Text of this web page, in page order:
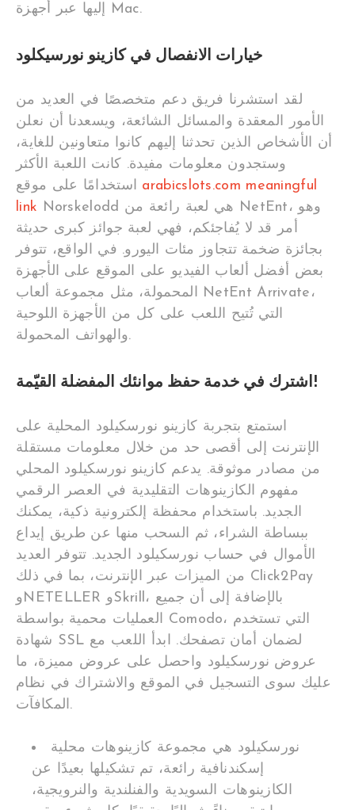
إليها عبر أجهزة Mac.
خيارات الانفصال في كازينو نورسيكلود
لقد استشرنا فريق دعم متخصصًا في العديد من
الأمور المعقدة والمسائل الشائعة، ويسعدنا أن نعلن
أن الأشخاص الذين تحدثنا إليهم كانوا متعاونين للغاية،
وستجدون معلومات مفيدة. كانت اللعبة الأكثر
arabicslots.com meaningful
link Norskelodd هي لعبة رائعة من NetEnt، وهو
أمر قد لا يُفاجئكم، فهي لعبة جوائز كبرى حديثة
بجائزة ضخمة تتجاوز مئات اليورو. في الواقع، تتوفر
بعض أفضل ألعاب الفيديو على الموقع على الأجهزة
المحمولة، مثل مجموعة ألعاب NetEnt Arrivate،
التي تُتيح اللعب على كل من الأجهزة اللوحية
والهواتف المحمولة.
اشترك في خدمة حفظ موانئك المفضلة القيّمة!
استمتع بتجربة كازينو نورسكيلود المحلية على
الإنترنت إلى أقصى حد من خلال معلومات مستقلة
من مصادر موثوقة. يدعم كازينو نورسكيلود المحلي
مفهوم الكازينوهات التقليدية في العصر الرقمي
الجديد. باستخدام محفظة إلكترونية ذكية، يمكنك
ببساطة الشراء، ثم السحب منها عن طريق إيداع
الأموال في حساب نورسكيلود الجديد. تتوفر العديد
من الميزات عبر الإنترنت، بما في ذلك Click2Pay
وNETELLER وSkrill، بالإضافة إلى أن جميع
العمليات محمية بواسطة Comodo، التي تستخدم
شهادة SSL لضمان أمان تصفحك. ابدأ اللعب مع
عروض نورسكيلود واحصل على عروض مميزة، ما
عليك سوى التسجيل في الموقع والاشتراك في نظام
المكافآت.
نورسكيلود هي مجموعة كازينوهات محلية
إسكندنافية رائعة، تم تشكيلها بعيدًا عن
الكازينوهات السويدية والفنلندية والنرويجية،